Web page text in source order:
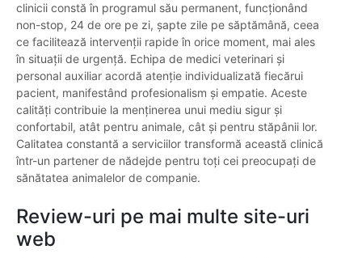
clinicii constă în programul său permanent, funcționând
non-stop, 24 de ore pe zi, șapte zile pe săptămână, ceea
ce facilitează intervenții rapide în orice moment, mai ales
în situații de urgență. Echipa de medici veterinari și
personal auxiliar acordă atenție individualizată fiecărui
pacient, manifestând profesionalism și empatie. Aceste
calități contribuie la menținerea unui mediu sigur și
confortabil, atât pentru animale, cât și pentru stăpânii lor.
Calitatea constantă a serviciilor transformă această clinică
într-un partener de nădejde pentru toți cei preocupați de
sănătatea animalelor de companie.
Review-uri pe mai multe site-uri
web